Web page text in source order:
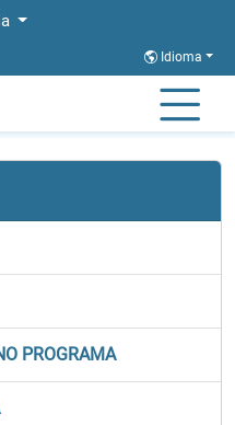
Idioma
PROGRAMA